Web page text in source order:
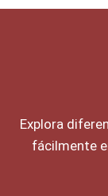
Explora
fácilmente